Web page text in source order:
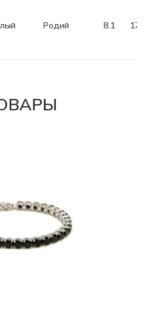
Родий 8.1